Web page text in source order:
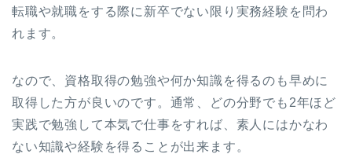
転職や就職をする際に新卒でない限り実務経験を問わ
れます。
なので、資格取得の勉強や何か知識を得るのも早めに
取得した方が良いのです。通常、どの分野でも2年ほど
実践で勉強して本気で仕事をすれば、素人にはかなわ
ない知識や経験を得ることが出来ます。